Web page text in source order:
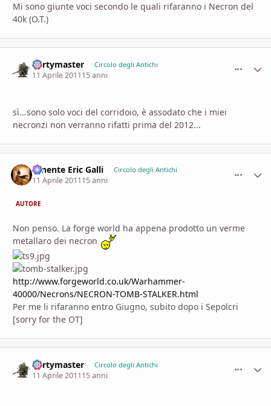
Mi sono giunte voci secondo le quali rifaranno i Necron del
40k (O.T.)
dertymaster Circolo degli Antichi
11 Aprile 201115 anni
sì...sono solo voci del corridoio, è assodato che i miei
necronzi non verranno rifatti prima del 2012...
Tenente Eric Galli Circolo degli Antichi
11 Aprile 201115 anni
AUTORE
Non penso. La forge world ha appena prodotto un verme
metallaro dei necron
http://www.forgeworld.co.uk/Warhammer-
40000/Necrons/NECRON-TOMB-STALKER.html
Per me li rifaranno entro Giugno, subito dopo i Sepolcri
[sorry for the OT]
dertymaster Circolo degli Antichi
11 Aprile 201115 anni